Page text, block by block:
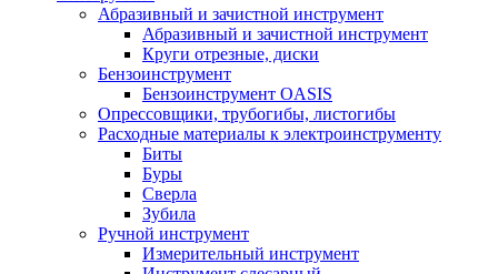
Абразивный и зачистной инструмент
Абразивный и зачистной инструмент
Круги отрезные, диски
Бензоинструмент
Бензоинструмент OASIS
Опрессовщики, трубогибы, листогибы
Расходные материалы к электроинструменту
Биты
Буры
Сверла
Зубила
Ручной инструмент
Измерительный инструмент